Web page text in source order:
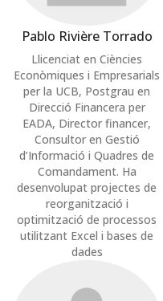
Pablo Rivière Torrado
Llicenciat en Ciències
Econòmiques i Empresarials
per la UCB, Postgrau en
Direcció Financera per
EADA, Director financer,
Consultor en Gestió
d’Informació i Quadres de
Comandament. Ha
desenvolupat projectes de
reorganització i
optimització de processos
utilitzant Excel i bases de
dades